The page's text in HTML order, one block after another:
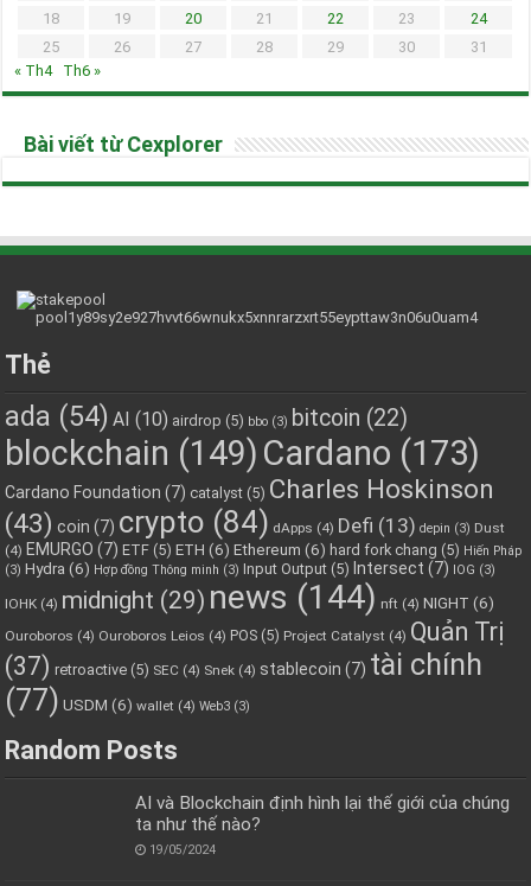
18
19 20 21 22 23
24
25
26 27 28 29 30
31
« Th4
Th6 »
Bài viết từ Cexplorer
Thẻ
ada (54) AI (10) airdrop (5) bbo (3) bitcoin (22)
blockchain (149) Cardano (173)
Cardano Foundation (7) catalyst (5) Charles Hoskinson
(43) coin (7) crypto (84) dApps (4) Defi (13) depin (3) Dust
(4) EMURGO (7) ETF (5) ETH (6) Ethereum (6) hard fork chang (5) Hiến Pháp
(3) Hydra (6) Hợp đồng Thông minh (3) Input Output (5) Intersect (7) IOG (3)
IOHK (4) midnight (29) news (144) nft (4) NIGHT (6)
Ouroboros (4) Ouroboros Leios (4) POS (5) Project Catalyst (4) Quản Trị
(37) retroactive (5) SEC (4) Snek (4) stablecoin (7) tài chính
(77) USDM (6) wallet (4) Web3 (3)
Random Posts
AI và Blockchain định hình lại thế giới của chúng
ta như thế nào?
19/05/2024